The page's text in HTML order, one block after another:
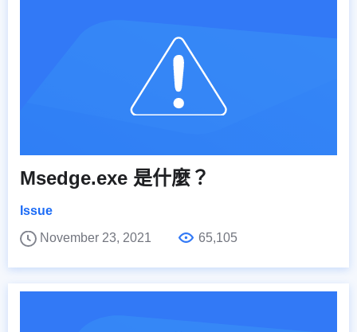
Msedge.exe 是什麼？
Issue
November 23, 2021
65,105